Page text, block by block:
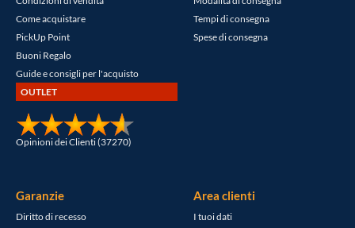
Come acquistare
PickUp Point
Buoni Regalo
Guide e consigli per l'acquisto
OUTLET
Opinioni dei Clienti (37270)
Tempi di consegna
Spese di consegna
Garanzie
Diritto di recesso
Area clienti
I tuoi dati